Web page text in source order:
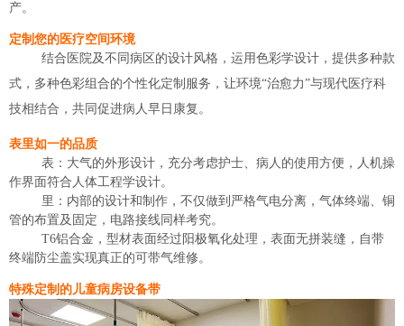
产。
定制您的医疗空间环境
结合医院及不同病区的设计风格，运用色彩学设计，提供多种款
式，多种色彩组合的个性化定制服务，让环境“治愈力”与现代医疗科
技相结合，共同促进病人早日康复。
表里如一的品质
表：大气的外形设计，充分考虑护士、病人的使用方便，人机操
作界面符合人体工程学设计。
里：内部的设计和制作，不仅做到严格气电分离，气体终端、铜
管的布置及固定，电路接线同样考究。
T6铝合金，型材表面经过阳极氧化处理，表面无拼装缝，自带
终端防尘盖实现真正的可带气维修。
特殊定制的儿童病房设备带